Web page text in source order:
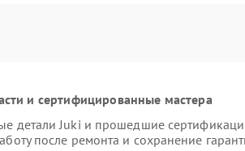
и сертифицированные мастера
детали Juki и прошедшие
после ремонта и сохранение